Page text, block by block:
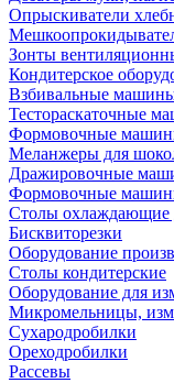
Опрыскиватели
Зонты
Кондитерское
Взбивальные
Тестораскаточные
Формовочные
Меланжеры для
Дражировочные
Формовочные
Столы охлаждающие
Бисквиторезки
Оборудование
Столы кондитерские
Оборудование для
Микромельницы,
Сухародробилки
Ореходробилки
Рассевы